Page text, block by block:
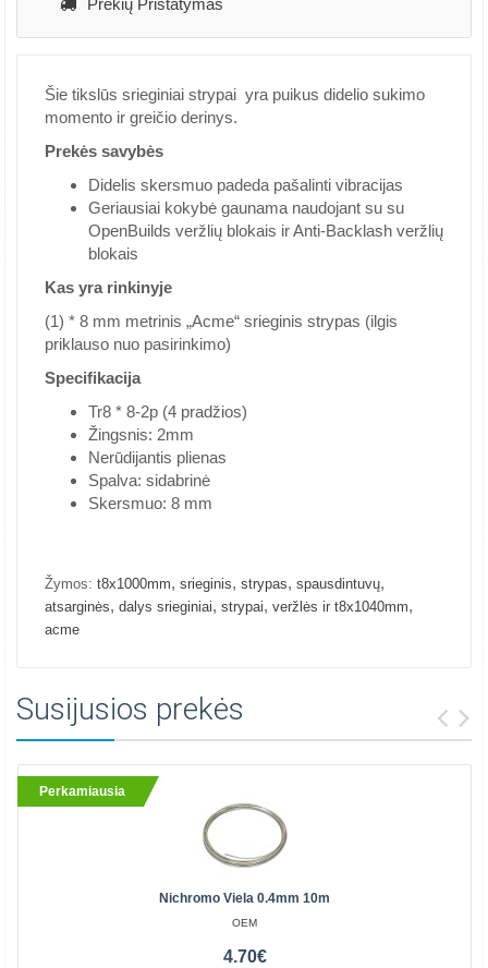
Prekių Pristatymas
Šie tikslūs srieginiai strypai yra puikus didelio sukimo
momento ir greičio derinys.
Prekės savybės
Didelis skersmuo padeda pašalinti vibracijas
Geriausiai kokybė gaunama naudojant su su
OpenBuilds veržlių blokais ir Anti-Backlash veržlių
blokais
Kas yra rinkinyje
(1) * 8 mm metrinis „Acme“ srieginis strypas (ilgis
priklauso nuo pasirinkimo)
Specifikacija
Tr8 * 8-2p (4 pradžios)
Žingsnis: 2mm
Nerūdijantis plienas
Spalva: sidabrinė
Skersmuo: 8 mm
Žymos: t8x1000mm, srieginis, strypas, spausdintuvų,
atsarginės, dalys srieginiai, strypai, veržlės ir t8x1040mm,
acme
Susijusios prekės
Perkamiausia
Nichromo Viela 0.4mm 10m
OEM
4.70€